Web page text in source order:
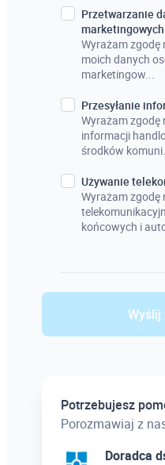
Przetwarzanie
Wyrażam zgodę
moich danych
marketingow...
Przesyłanie
Wyrażam zgodę
informacji
środków
Używanie
Wyrażam zgodę
końcowych i
Wyślij
Potrzebujesz
Porozmawiaj z
Doradca